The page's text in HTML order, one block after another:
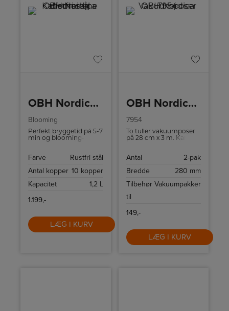
OBH Nordica Kaffemaskine rustfri stål
Blooming
Perfekt bryggetid på 5-7
min og blooming-
fyldig karakter.
Farve
Rustfri stål
Antal kopper 10 kopper
Kapacitet
1,2 L
1.199,-
LÆG I KURV
OBH Nordica Vakuumposer
7954
To tuller vakuumposer
på 28 cm x 3 m. Kan
og i kogende vand.
Antal
2-pak
Bredde
280 mm
Tilbehør
til
Vakuumpakker
149,-
LÆG I KURV